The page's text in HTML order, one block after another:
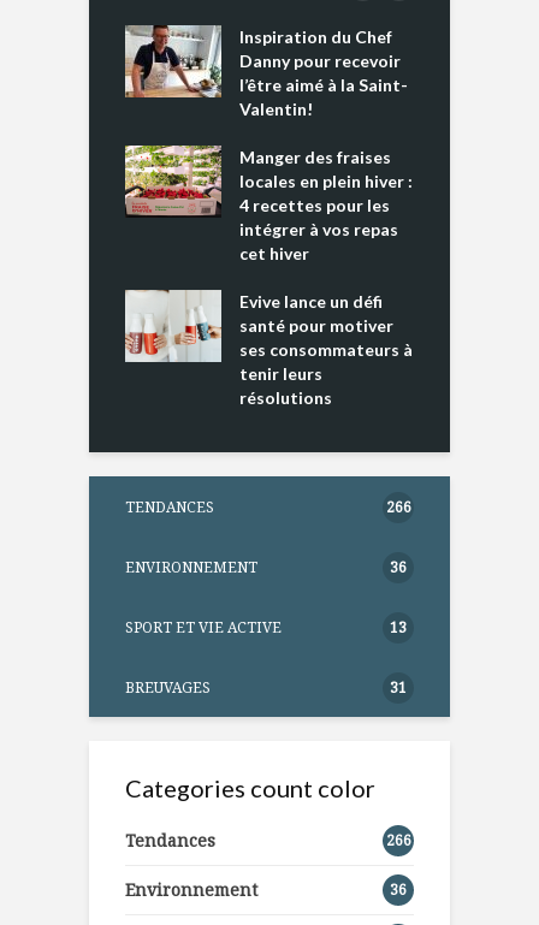
Inspiration du Chef
Danny pour recevoir
l’être aimé à la Saint-
Valentin!
Manger des fraises
locales en plein hiver :
4 recettes pour les
intégrer à vos repas
cet hiver
Evive lance un défi
santé pour motiver
ses consommateurs à
tenir leurs
résolutions
TENDANCES 266
ENVIRONNEMENT 36
SPORT ET VIE ACTIVE 13
BREUVAGES 31
Categories count color
Tendances 266
Environnement 36